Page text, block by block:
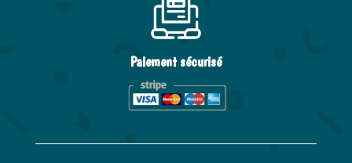
Paiement sécurisé